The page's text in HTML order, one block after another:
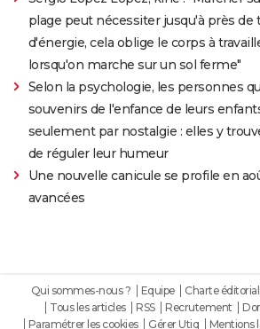
plage peut nécessiter jusqu'à près de
d'énergie, cela oblige le corps à
lorsqu'on marche sur un sol ferme"
Selon la psychologie, les personnes
souvenirs de l'enfance de leurs
seulement par nostalgie : elles y
de réguler leur humeur
Une nouvelle canicule se profile en
avancées
Qui sommes-nous ? Equipe Charte
Tous les articles
RSS Recrutement
Paramétrer les cookies
Gérer Utiq Mentions